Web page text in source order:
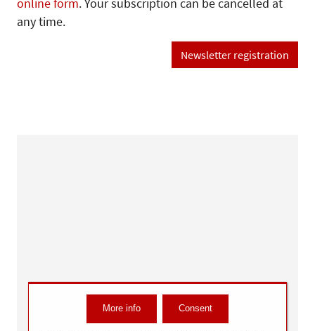
online form. Your subscription can be cancelled at
any time.
Newsletter registration